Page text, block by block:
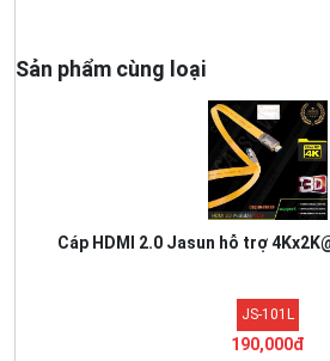
Sản phẩm cùng loại
Cáp HDMI 2.0 Jasun hỗ trợ
JS-101L
190,000đ